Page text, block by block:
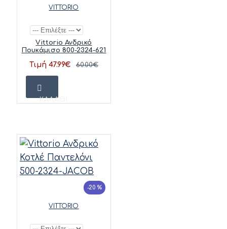
VITTORIO
Vittorio Ανδρικό
Πουκάμισο 800-2324-621
Τιμή 47.99€ 60.00€
ΚΑΛΆΘΙ
-20 %
VITTORIO